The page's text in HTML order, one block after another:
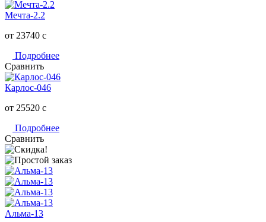
Мечта-2.2
от 23740 c
Подробнее
Сравнить
Карлос-046
от 25520 c
Подробнее
Сравнить
Альма-13